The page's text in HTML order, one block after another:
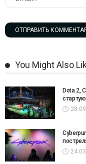
You Might Also
Dota 2,